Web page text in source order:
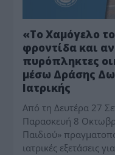
«Το Χαμόγελο
φροντίδα και
πυρόπληκτες
μέσω Δράσης
Ιατρικής
Από τη Δευτέρα 27
Παρασκευή 8
Παιδιού»
ιατρικές εξετάσεις